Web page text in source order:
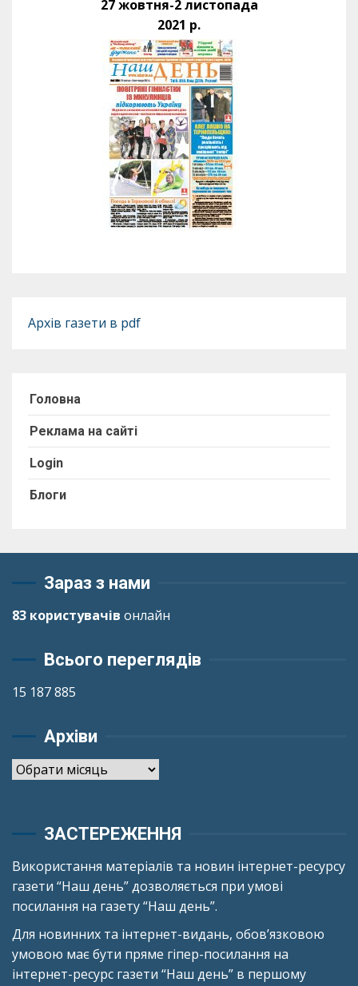
27 жовтня-2 листопада
2021 р.
Архів газети в pdf
Головна
Реклама на сайті
Login
Блоги
Зараз з нами
83 користувачів онлайн
Всього переглядів
15 187 885
Архіви
Архіви
ЗАСТЕРЕЖЕННЯ
Використання матеріалів та новин інтернет-ресурсу
газети “Наш день” дозволяється при умові
посилання на газету “Наш день”.
Для новинних та інтернет-видань, обов’язковою
умовою має бути пряме гіпер-посилання на
інтернет-ресурс газети “Наш день” в першому